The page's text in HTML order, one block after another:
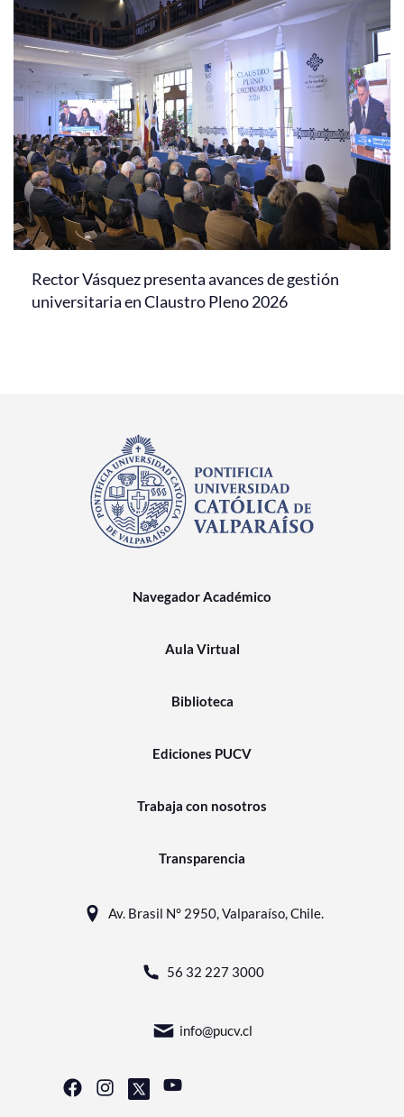
Rector Vásquez presenta avances de gestión
universitaria en Claustro Pleno 2026
Navegador Académico
Aula Virtual
Biblioteca
Ediciones PUCV
Trabaja con nosotros
Transparencia
Av. Brasil N° 2950, Valparaíso, Chile.
56 32 227 3000
info@pucv.cl